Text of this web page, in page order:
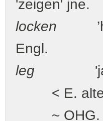
'zeigen' jne.
locken
leg
< E.
~ OHG.